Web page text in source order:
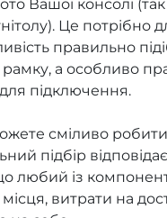
Вашої консолі
Це потрібно
правильно
рамку, а особливо
підключення.
сміливо
підбір
любий із
місця, витрати на